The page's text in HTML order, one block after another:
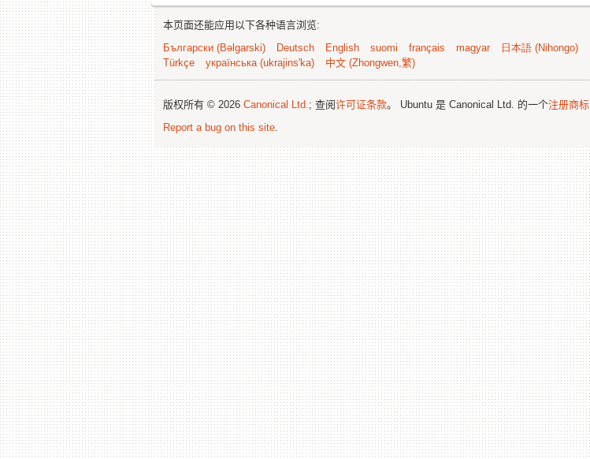
本页面还能应用以下各种语言浏览:
Български (Bəlgarski)
Deutsch English suomi français magyar 日本語 (Nihongo)
Türkçe
українська (ukrajins'ka) 中文 (Zhongwen,繁)
版权所有 © 2026 Canonical Ltd.; 查阅许可证条款。 Ubuntu 是 Canonical Ltd. 的一个注册商标
Report a bug on this site.